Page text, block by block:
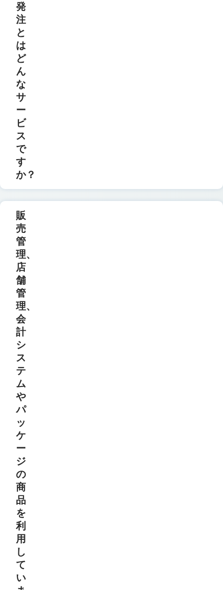
発
注
と
は
ど
ん
な
サ
ー
ビ
ス
で
す
か？
販
売
管
理、
店
舗
管
理、
会
計
シ
ス
テ
ム
や
パ
ッ
ケ
ー
ジ
の
商
品
を
利
用
し
て
い